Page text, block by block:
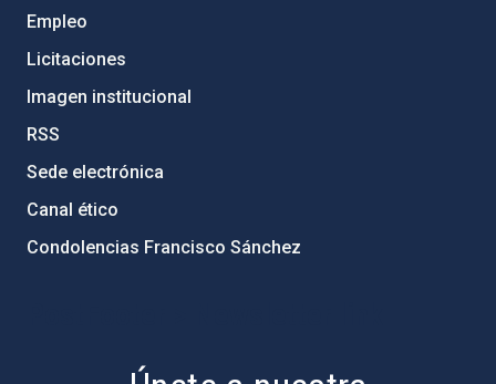
Empleo
Licitaciones
Imagen institucional
RSS
Sede electrónica
Canal ético
Condolencias Francisco Sánchez